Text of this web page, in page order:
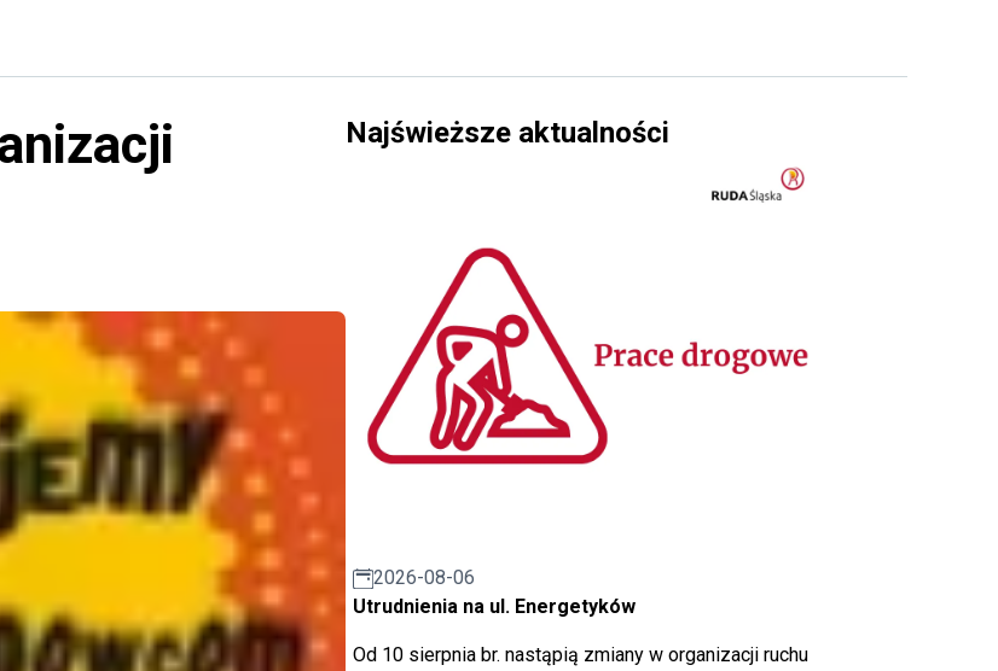
Najświeższe aktualności
2026-08-06
Utrudnienia na ul. Energetyków
Od 10 sierpnia br. nastąpią zmiany w organizacji ruchu